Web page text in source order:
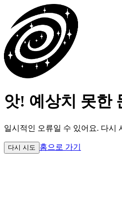
앗! 예상치 못한
일시적인 오류일 수 있어요. 다시
다시 시도 홈으로 가기